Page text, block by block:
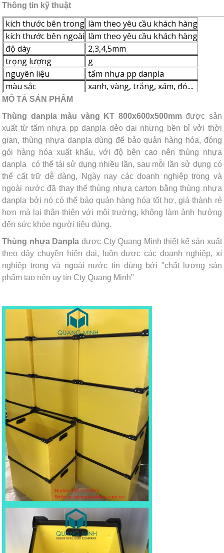
Thông tin kỹ thuật
kích thước bên trong làm theo yêu cầu khách hàng
kích thước bên ngoài làm theo yêu cầu khách hàng
độ dày
2,3,4,5mm
trọng lượng
g
nguyên liệu
tấm nhựa pp danpla
màu sắc
xanh, vàng, trắng, xám, đỏ....
MÔ TẢ SẢN PHẨM
Thùng danpla màu vàng KT 800x600x500mmđược sản
xuất từ tấm nhựa pp danpla dẻo dai nhưng bền bỉ vởi thời
gian, thùng nhựa danpla dùng để bảo quản hàng hóa, đóng
gói hàng hóa xuất khẩu, với độ bên cao nên thùng nhựa
danpla có thể tái sử dụng nhiều lần, sau mỗi lần sử dụng có
thể cất trữ dễ dàng, Ngày nay các doanh nghiệp trong và
ngoài nước đã thay thế thùng nhựa carton bằng thùng nhựa
danpla bởi nó có thể bảo quản hàng hóa tốt hơ, giá thành rẻ
hơn mà lại thân thiên với môi trường, không làm ảnh hưởng
đến sức khỏe người tiêu dùng.
Thùng nhựa Danpla được Cty Quang Minh thiết kế sản xuất
theo dây chuyền hiện đại, luôn được các doanh nghiệp, xí
nghiệp trong và ngoài nước tin dùng bởi "chất lượng sản
phẩm tạo nên uy tín Cty Quang Minh"